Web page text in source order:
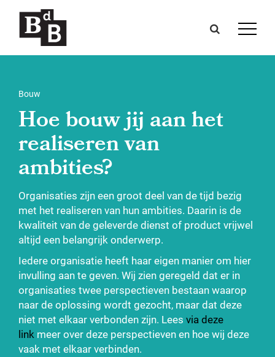
Bouw
Hoe bouw jij aan het
realiseren van
ambities?
Organisaties zijn een groot deel van de tijd bezig
met het realiseren van hun ambities. Daarin is de
kwaliteit van de geleverde dienst of product vrijwel
altijd een belangrijk onderwerp.
Iedere organisatie heeft haar eigen manier om hier
invulling aan te geven. Wij zien geregeld dat er in
organisaties twee perspectieven bestaan waarop
naar de oplossing wordt gezocht, maar dat deze
niet met elkaar verbonden zijn. Lees via deze
link meer over deze perspectieven en hoe wij deze
vaak met elkaar verbinden.